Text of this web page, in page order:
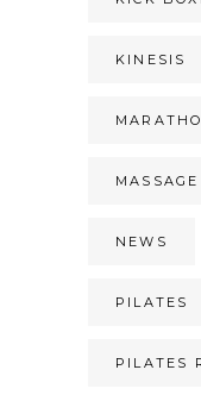
KINESIS
NEWS
PILATES
PILATES